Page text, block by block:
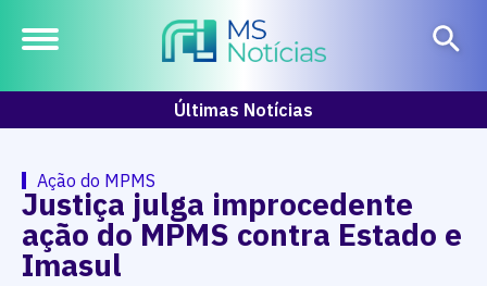
Últimas Notícias
Ação do MPMS
Justiça julga improcedente
ação do MPMS contra Estado e
Imasul